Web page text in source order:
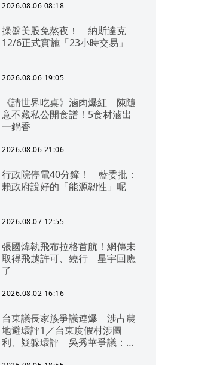
2026.08.06 08:18
操盤美股免熬夜！ 納斯達克
12/6正式實施「23小時交易」
2026.08.06 19:05
《請世界吃桌》滷肉爆紅 陳隨
意不藏私公開食譜！5食材滷出
一鍋香
2026.08.06 21:06
行政院停電40分鐘！ 藍委批：
賴政府說好的「能源韌性」呢
2026.08.07 12:55
張國煒執飛布拉格首航！網傳未
取得飛越許可、繞行 星宇回應
了
2026.08.02 16:16
台東議長家族爭議連爆 涉占農
地避環評1／台東度假村涉圖
利、疑躲環評 吳秀華爭議：概